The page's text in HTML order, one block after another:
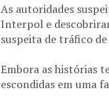
As autoridades
Interpol e
suspeita de tráfico
Embora as histórias
escondidas em uma